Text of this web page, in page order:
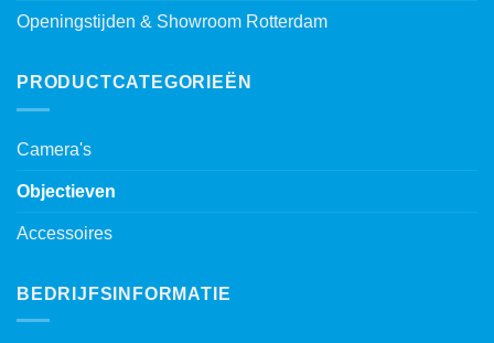
Openingstijden & Showroom Rotterdam
PRODUCTCATEGORIEËN
Camera's
Objectieven
Accessoires
BEDRIJFSINFORMATIE